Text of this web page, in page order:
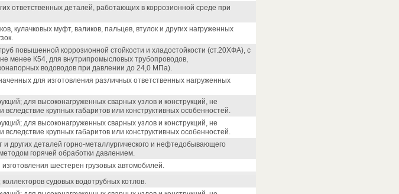
ответственных деталей, работающих в коррозионной среде при
кулачковых муфт, валиков, пальцев, втулок и других нагруженных
повышенной коррозионной стойкости и хладостойкости (ст.20ХФА), с
менее К54, для внутрипромысловых трубопроводов,
водоводов при давлении до 24,0 МПа).
для изготовления различных ответственных нагруженных
для высоконагруженных сварных узлов и конструкций, не
крупных габаритов или конструктивных особенностей.
для высоконагруженных сварных узлов и конструкций, не
крупных габаритов или конструктивных особенностей.
других деталей горно-металлургического и нефтедобывающего
горячей обработки давлением.
изготовления шестерен грузовых автомобилей.
судовых водотрубных котлов.